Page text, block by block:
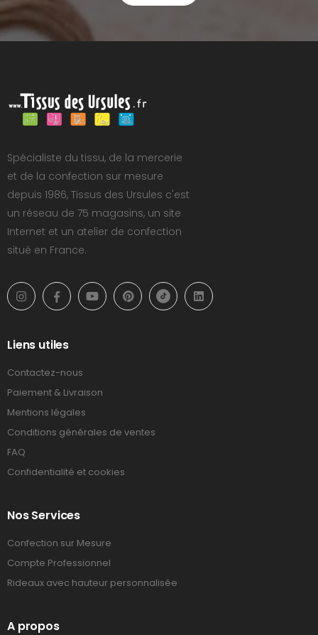
Spécialiste du tissu, de la mercerie
et de la confection sur mesure
depuis 1986, Tissus des Ursules c'est
un réseau de 75 magasins, un site
Internet et un atelier de confection
situé en France.
Liens utiles
Contactez-nous
Paiement & Livraison
Mentions légales
Conditions générales de ventes
FAQ
Confidentialité et cookies
Nos Services
Confection sur Mesure
Compte Professionnel
Rideaux avec hauteur personnalisée
A propos